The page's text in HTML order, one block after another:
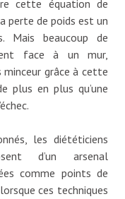
cette équation de
perte de poids est un
Mais beaucoup de
face à un mur,
grâce à cette
plus en plus qu’une
les diététiciens
d’un arsenal
comme points de
ces techniques